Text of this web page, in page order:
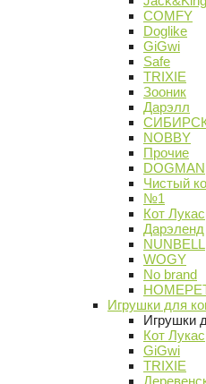
COMFY
Doglike
GiGwi
Safe
TRIXIE
Зооник
Дарэлл
NOBBY
Прочие
DOGMAN
Чистый
№1
Кот Лукас
Дарэленд
NUNBELL
WOGY
No brand
Игрушки для
Игрушки
Кот Лукас
GiGwi
TRIXIE